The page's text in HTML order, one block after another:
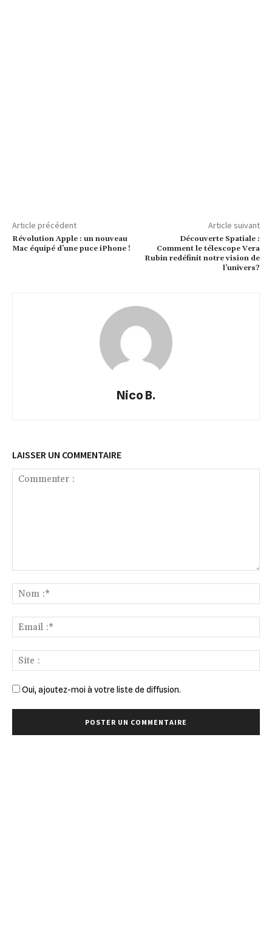
Article précédent
Révolution Apple : un nouveau
Mac équipé d’une puce iPhone !
Article suivant
Découverte Spatiale :
Comment le télescope Vera
Rubin redéfinit notre vision de
l’univers?
Nico B.
LAISSER UN COMMENTAIRE
Oui, ajoutez-moi à votre liste de diffusion.